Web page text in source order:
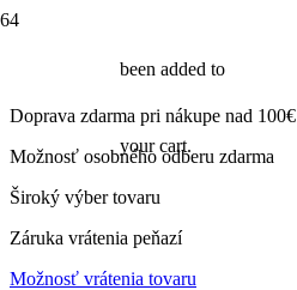
been added to
your cart.
Doprava zdarma pri nákupe nad 100€
Možnosť osobného odberu zdarma
Široký výber tovaru
Záruka vrátenia peňazí
Možnosť vrátenia tovaru